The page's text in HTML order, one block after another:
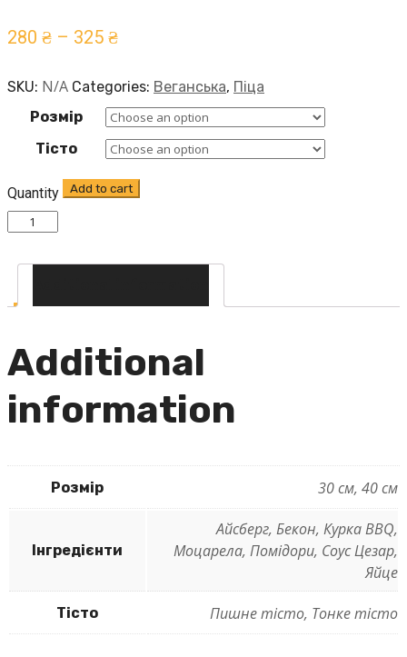
280 ₴ – 325 ₴
SKU: N/A Categories: Веганська, Піца
Розмір
Тісто
Quantity Add to cart
Additional
information
Розмір 30 см, 40 см
Інгредієнти
Айсберг, Бекон, Курка BBQ,
Моцарела, Помідори, Соус Цезар,
Яйце
Тісто Пишне тісто, Тонке тісто